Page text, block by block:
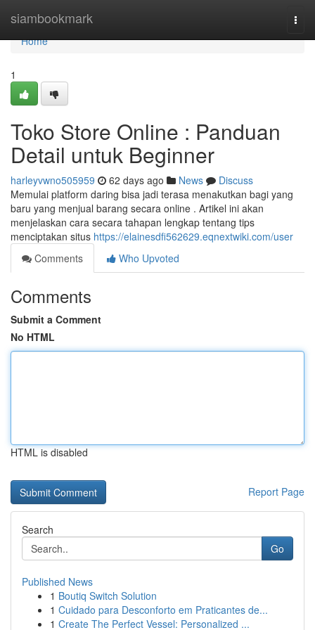
siambookmark
Home
Home
1
Toko Store Online : Panduan
Detail untuk Beginner
harleyvwno505959 62 days ago News
Discuss
Memulai platform daring bisa jadi terasa menakutkan bagi yang
baru yang menjual barang secara online . Artikel ini akan
menjelaskan cara secara tahapan lengkap tentang tips
menciptakan situs https://elainesdfi562629.eqnextwiki.com/user
Comments
Who Upvoted
Comments
Submit a Comment
No HTML
HTML is disabled
Report Page
Search
Go
Published News
1 Boutiq Switch Solution
1 Cuidado para Desconforto em Praticantes de...
1 Create The Perfect Vessel: Personalized ...